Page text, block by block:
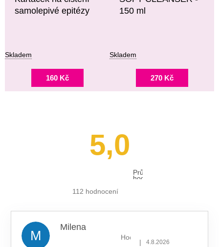
samolepivé epitézy
Skladem
160 Kč
150 ml
Skladem
270 Kč
5,0
Průměrné
hodnocení
112 hodnocení
M
Milena
Hodnocení obchodu je 5 z 5
| 4.8.2026